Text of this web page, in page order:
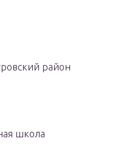
район
школа